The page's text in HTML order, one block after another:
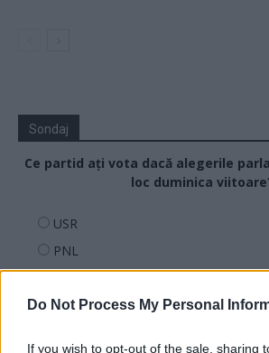
Do Not Process My Personal
If you wish to opt-out of the sale, sharing
Sondaj
Ce partid ați vota dacă alegerile
loc duminica
USR
PNL
PSD
AUR